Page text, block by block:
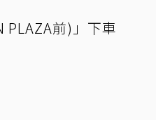
PLAZA前)」下車